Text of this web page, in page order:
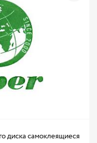
диска самоклеящиеся